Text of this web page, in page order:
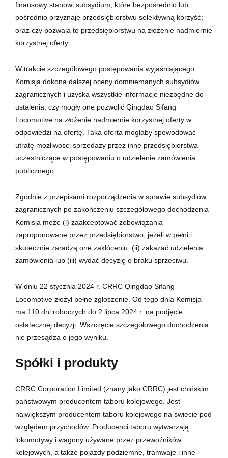
finansowy stanowi subsydium, które bezpośrednio lub
pośrednio przyznaje przedsiębiorstwu selektywną korzyść;
oraz czy pozwala to przedsiębiorstwu na złożenie nadmiernie
korzystnej oferty.
W trakcie szczegółowego postępowania wyjaśniającego
Komisja dokona dalszej oceny domniemanych subsydiów
zagranicznych i uzyska wszystkie informacje niezbędne do
ustalenia, czy mogły one pozwolić Qingdao Sifang
Locomotive na złożenie nadmiernie korzystnej oferty w
odpowiedzi na ofertę. Taka oferta mogłaby spowodować
utratę możliwości sprzedaży przez inne przedsiębiorstwa
uczestniczące w postępowaniu o udzielenie zamówienia
publicznego.
Zgodnie z przepisami rozporządzenia w sprawie subsydiów
zagranicznych po zakończeniu szczegółowego dochodzenia
Komisja może (i) zaakceptować zobowiązania
zaproponowane przez przedsiębiorstwo, jeżeli w pełni i
skutecznie zaradzą one zakłóceniu, (ii) zakazać udzielenia
zamówienia lub (iii) wydać decyzję o braku sprzeciwu.
W dniu 22 stycznia 2024 r. CRRC Qingdao Sifang
Locomotive złożył pełne zgłoszenie. Od tego dnia Komisja
ma 110 dni roboczych do 2 lipca 2024 r. na podjęcie
ostatecznej decyzji. Wszczęcie szczegółowego dochodzenia
nie przesądza o jego wyniku.
Spółki i produkty
CRRC Corporation Limited (znany jako CRRC) jest chińskim
państwowym producentem taboru kolejowego. Jest
największym producentem taboru kolejowego na świecie pod
względem przychodów. Producenci taboru wytwarzają
lokomotywy i wagony używane przez przewoźników
kolejowych, a także pojazdy podziemne, tramwaje i inne